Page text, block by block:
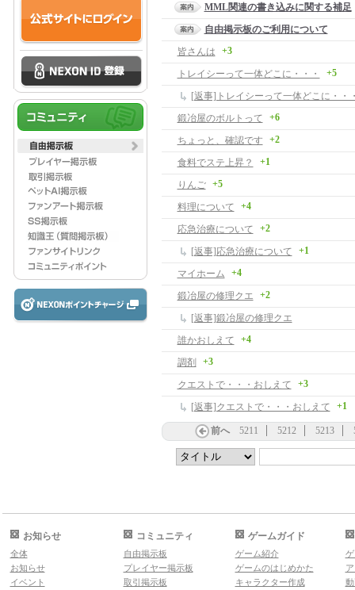
MML関連の書き込みに関する補足
自由掲示板のご利用について
皆さんは
+3
トレイシーって一体どこに・・・ +5
[返事]トレイシーって一体どこに・・
鍛冶屋のボルトって
+6
ちょっと、確認です +2
食料でステ上昇？ +1
りんご +5
料理について +4
応急治療について +2
[返事]応急治療について +1
マイホーム +4
鍛冶屋の修理クエ +2
[返事]鍛冶屋の修理クエ
誰かおしえて
+4
調剤 +3
クエストで・・・おしえて +3
[返事]クエストで・・・おしえて +1
前へ 5211 5212 5213
お知らせ
全体
お知らせ
イベント
コミュニティ
自由掲示板
プレイヤー掲示板
取引掲示板
ゲームガイド
ゲーム紹介
ゲームのはじめかた
キャラクター作成